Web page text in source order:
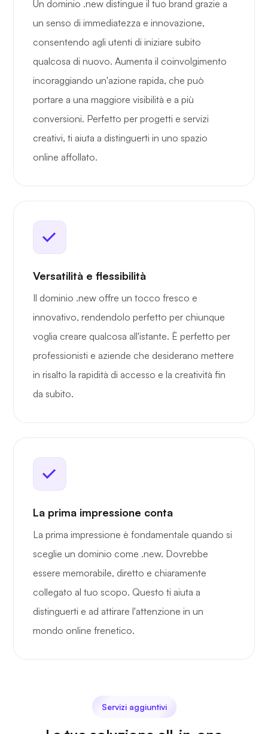
Un dominio .new distingue il tuo brand grazie a
un senso di immediatezza e innovazione,
consentendo agli utenti di iniziare subito
qualcosa di nuovo. Aumenta il coinvolgimento
incoraggiando un'azione rapida, che può
portare a una maggiore visibilità e a più
conversioni. Perfetto per progetti e servizi
creativi, ti aiuta a distinguerti in uno spazio
online affollato.
Versatilità e flessibilità
Il dominio .new offre un tocco fresco e
innovativo, rendendolo perfetto per chiunque
voglia creare qualcosa all'istante. È perfetto per
professionisti e aziende che desiderano mettere
in risalto la rapidità di accesso e la creatività fin
da subito.
La prima impressione conta
La prima impressione è fondamentale quando si
sceglie un dominio come .new. Dovrebbe
essere memorabile, diretto e chiaramente
collegato al tuo scopo. Questo ti aiuta a
distinguerti e ad attirare l'attenzione in un
mondo online frenetico.
Servizi aggiuntivi